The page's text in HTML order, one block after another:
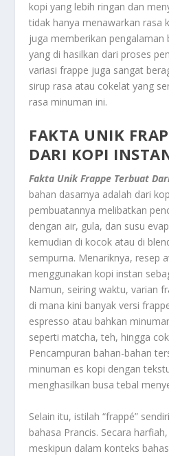
kopi yang lebih ringan dan
tidak hanya menawarkan rasa
juga memberikan
yang di hasilkan dari proses
variasi frappe juga sangat
sirup rasa atau cokelat yang
rasa minuman ini.
FAKTA UNIK
DARI KOPI
Fakta Unik Frappe Terbuat
bahan dasarnya adalah dari
pembuatannya melibatkan
dengan air, gula, dan susu
kemudian di kocok atau di
sempurna. Menariknya, resep
menggunakan kopi instan
Namun, seiring waktu, varian
di mana kini banyak versi
espresso atau bahkan
seperti matcha, teh, hingga
Pencampuran bahan-bahan
minuman es kopi dengan
menghasilkan busa tebal
Selain itu, istilah “frappé”
bahasa Prancis. Secara
meskipun dalam konteks